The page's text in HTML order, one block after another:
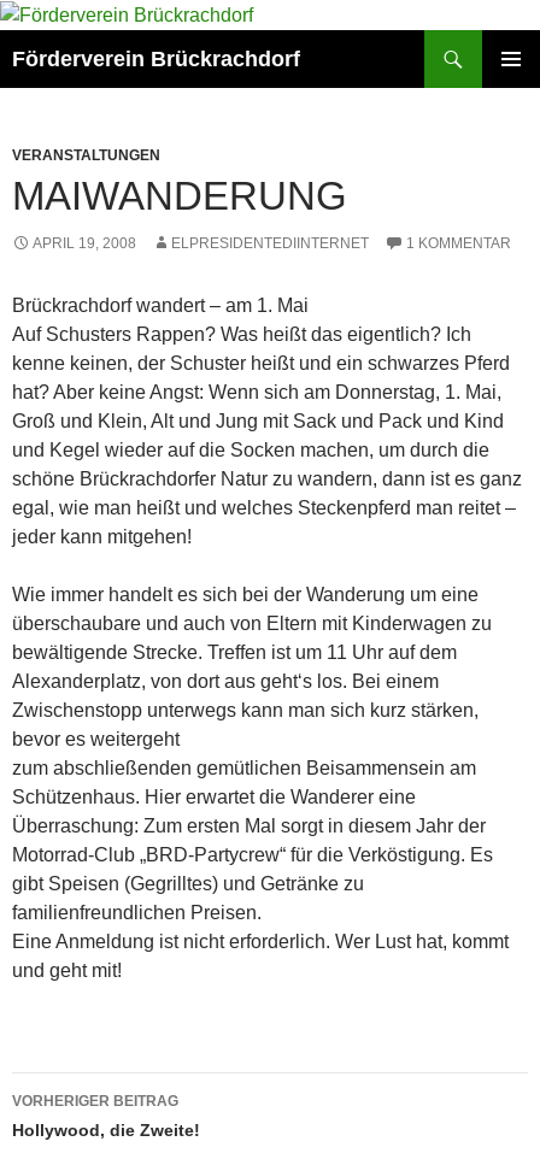
Zum
springen
Förderverein Brückrachdorf
VERANSTALTUNGEN
MAIWANDERUNG
APRIL 19, 2008 ELPRESIDENTEDIINTERNET 1 KOMMENTAR
Brückrachdorf wandert – am 1. Mai
Auf Schusters Rappen? Was heißt das eigentlich? Ich
kenne keinen, der Schuster heißt und ein schwarzes Pferd
hat? Aber keine Angst: Wenn sich am Donnerstag, 1. Mai,
Groß und Klein, Alt und Jung mit Sack und Pack und Kind
und Kegel wieder auf die Socken machen, um durch die
schöne Brückrachdorfer Natur zu wandern, dann ist es ganz
egal, wie man heißt und welches Steckenpferd man reitet –
jeder kann mitgehen!
Wie immer handelt es sich bei der Wanderung um eine
überschaubare und auch von Eltern mit Kinderwagen zu
bewältigende Strecke. Treffen ist um 11 Uhr auf dem
Alexanderplatz, von dort aus geht‘s los. Bei einem
Zwischenstopp unterwegs kann man sich kurz stärken,
bevor es weitergeht
zum abschließenden gemütlichen Beisammensein am
Schützenhaus. Hier erwartet die Wanderer eine
Überraschung: Zum ersten Mal sorgt in diesem Jahr der
Motorrad-Club „BRD-Partycrew“ für die Verköstigung. Es
gibt Speisen (Gegrilltes) und Getränke zu
familienfreundlichen Preisen.
Eine Anmeldung ist nicht erforderlich. Wer Lust hat, kommt
und geht mit!
Beitragsnavigation
VORHERIGER BEITRAG
Hollywood, die Zweite!